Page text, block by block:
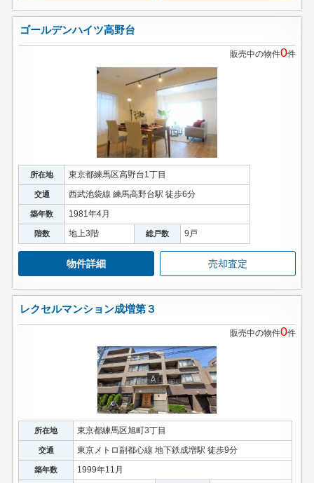
ゴールデンハイツ高野台
販売中の物件0件
所在地 東京都練馬区高野台1丁目
交通 西武池袋線 練馬高野台駅 徒歩6分
築年数 1981年4月
階数 地上3階 総戸数 9戸
物件詳細 売却査定
レクセルマンション成増第３
販売中の物件0件
所在地 東京都練馬区旭町3丁目
交通 東京メトロ副都心線 地下鉄成増駅 徒歩9分
築年数 1999年11月